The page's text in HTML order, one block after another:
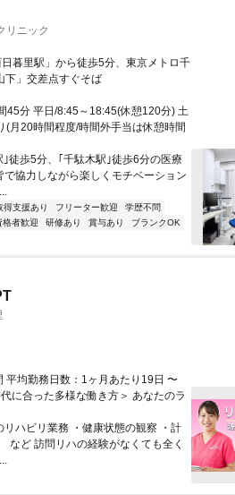
リニック
暮里駅」から徒歩5分、東京メトロ千
」交差点すぐそば
45分 平日/8:45～18:45(休憩120分) 土
月20時間程度/時間外手当は休憩時間
徒歩5分、｢千駄木駅｣徒歩6分の医療
協力しながら楽しくモチベーション
得支援あり フリーター歓迎
学歴不問
格者歓迎 研修あり 賞与あり
ブランクOK
平均勤務日数：1ヶ月あたり19日 〜
に合った多様な働き方＞ あなたのラ
ハビリ業務 ・健康状態の観察 ・計
ど 訪問リハの経験がなくても全く